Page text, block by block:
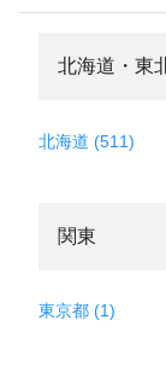
北海道・東
北海道 (511)
関東
東京都 (1)